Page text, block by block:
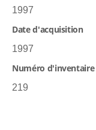
1997
Date d'acquisition
1997
Numéro d'inventaire
219